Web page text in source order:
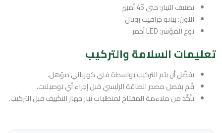
تصنيف التيار: حتى 45 أمبير
اللون: بيانو جرافيت رويال
نوع المؤشر: LED أحمر
تعليمات السلامة والتركيب
يفضّل أن يتم التركيب بواسطة فني كهربائي مؤهل.
قُم بفصل مصدر الطاقة الرئيسي قبل إجراء أي توصيلات.
تأكّد من ملاءمة المفتاح لمتطلبات تيار جهاز التكييف قبل التركيب.